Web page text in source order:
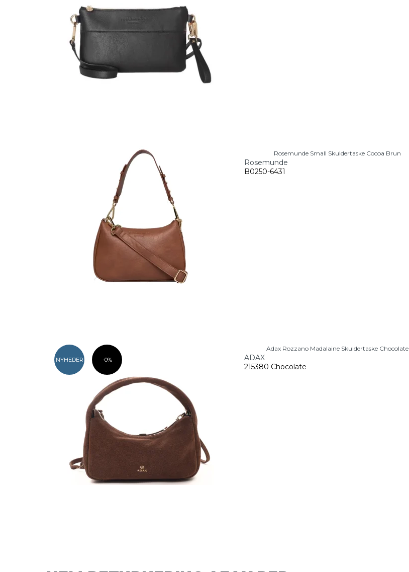
Rosemunde Small Skuldertaske Cocoa Brun
Rosemunde
B0250-6431
NYHEDER -0%
Adax Rozzano Madalaine Skuldertaske Chocolate
ADAX
215380 Chocolate